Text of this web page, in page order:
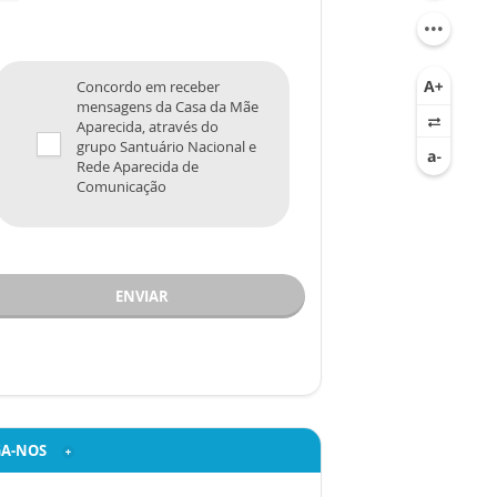
Concordo em receber
mensagens da Casa da Mãe
Aparecida, através do
grupo Santuário Nacional e
Rede Aparecida de
Comunicação
ENVIAR
NOS